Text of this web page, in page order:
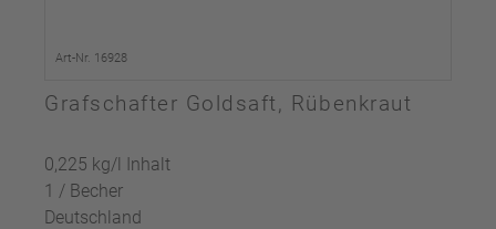
Art-Nr. 16928
Grafschafter Goldsaft, Rübenkraut
0,225 kg/l Inhalt
1 / Becher
Deutschland